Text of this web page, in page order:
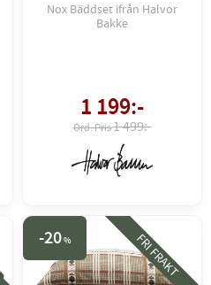
Nox Bäddset ifrån Halvor
Bakke
1 199:-
1 499:-
20% FRI FRAKT